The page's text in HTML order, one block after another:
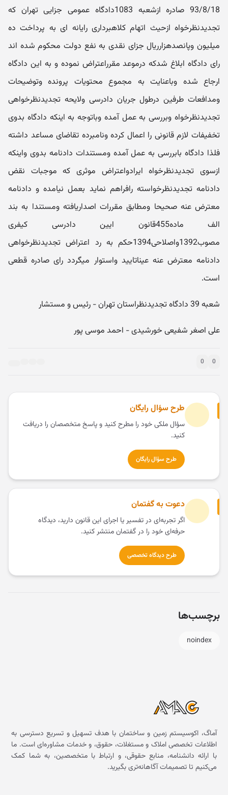
93/8/18 صادره ازشعبه 1083دادگاه عمومی جزایی تهران که
تجدیدنظرخواه ازحیث اتهام کلاهبرداری رایانه ای به پرداخت ده
میلیون وپانصدهزارریال جزای نقدی به نفع دولت محکوم شده اند
رای دادگاه ابلاغ شدکه درموعد مقرراعتراض نموده و به این دادگاه
ارجاع شده وباعنایت به مجموع محتویات پرونده وتوضیحات
ومدافعات طرفین درطول جریان دادرسی ولایحه تجدیدنظرخواهی
تجدیدنظرخواه وبررسی به عمل آمده وباتوجه به اینکه دادگاه بدوی
تخفیفات لازم قانونی را اعمال کرده ونامبرده تقاضای مساعد داشته
فلذا دادگاه بابررسی به عمل آمده ومستندات دادنامه بدوی واینکه
ازسوی تجدیدنظرخواه ایرادواعتراض موثری که موجبات نقض
دادنامه تجدیدنظرخواسته رافراهم نماید بعمل نیامده و دادنامه
معترض عنه صحیحا ومطابق مقررات اصداریافته ومستندا به بند
الف ماده455قانون ایین دادرسی کیفری
مصوب1392واصلاحی1394حکم به رد اعتراض تجدیدنظرخواهی
دادنامه معترض عنه عیناتایید واستوار میگردد رای صادره قطعی
است.
شعبه 39 دادگاه تجدیدنظراستان تهران - رئیس و مستشار
​علی اصغر شفیعی خورشیدی - احمد موسی پور
0
0
طرح سؤال رایگان
سؤال ملکی خود را مطرح کنید و پاسخ متخصصان را دریافت
کنید.
طرح سؤال رایگان
دعوت به گفتمان
اگر تجربه‌ای در تفسیر یا اجرای این قانون دارید، دیدگاه
حرفه‌ای خود را در گفتمان منتشر کنید.
طرح دیدگاه تخصصی
برچسب‌ها
noindex
آماگ، اکوسیستم زمین و ساختمان با هدف تسهیل و تسریع دسترسی به
اطلاعات تخصصی املاک و مستغلات، حقوق، و خدمات مشاوره‌ای است. ما
با ارائه دانشنامه، منابع حقوقی، و ارتباط با متخصصین، به شما کمک
می‌کنیم تا تصمیمات آگاهانه‌تری بگیرید.